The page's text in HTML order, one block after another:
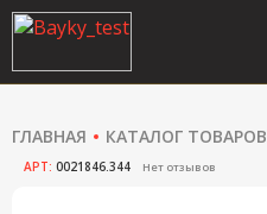
ГЛАВНАЯ КАТАЛОГ ТОВАРОВ
АРТ: 0021846.344 Нет отзывов